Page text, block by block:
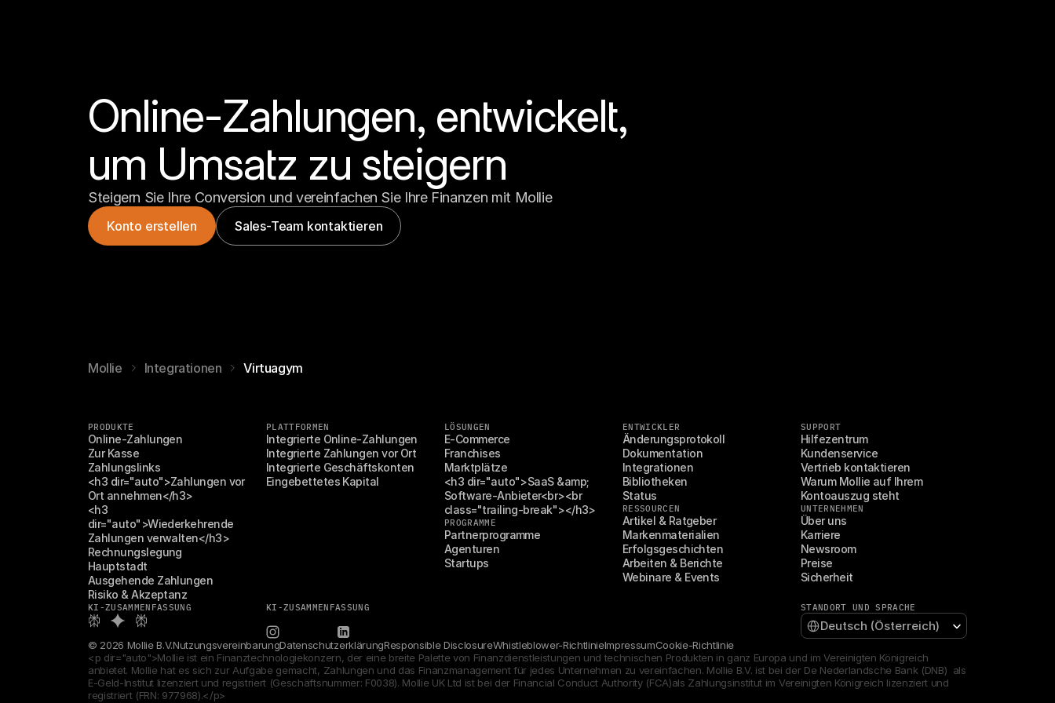
Online-Zahlungen, entwickelt,
um Umsatz zu steigern
Steigern Sie Ihre Conversion und vereinfachen Sie Ihre Finanzen mit Mollie
Konto erstellen Sales-Team kontaktieren
Mollie Integrationen Virtuagym
PRODUKTE
Online-Zahlungen
Zur Kasse
Zahlungslinks
<h3 dir="auto">Zahlungen vor
Ort annehmen</h3>
<h3
dir="auto">Wiederkehrende
Zahlungen verwalten</h3>
Rechnungslegung
Hauptstadt
Ausgehende Zahlungen
Risiko & Akzeptanz
PLATTFORMEN
Integrierte Online-Zahlungen
Integrierte Zahlungen vor Ort
Integrierte Geschäftskonten
Eingebettetes Kapital
LÖSUNGEN
E-Commerce
Franchises
Marktplätze
<h3 dir="auto">SaaS &amp;
Software-Anbieter<br><br
class="trailing-break"></h3>
PROGRAMME
Partnerprogramme
Agenturen
Startups
ENTWICKLER
Änderungsprotokoll
Dokumentation
Integrationen
Bibliotheken
Status
RESSOURCEN
Artikel & Ratgeber
Markenmaterialien
Erfolgsgeschichten
Arbeiten & Berichte
Webinare & Events
SUPPORT
Hilfezentrum
Kundenservice
Vertrieb kontaktieren
Warum Mollie auf Ihrem
Kontoauszug steht
UNTERNEHMEN
Über uns
Karriere
Newsroom
Preise
Sicherheit
KI-ZUSAMMENFASSUNG KI-ZUSAMMENFASSUNG
STANDORT UND SPRACHE
Select Language
Deutsch (Österreich)
© 2026 Mollie B.V.NutzungsvereinbarungDatenschutzerklärungResponsible DisclosureWhistleblower-RichtlinieImpressumCookie-Richtlinie
<p dir="auto">Mollie ist ein Finanztechnologiekonzern, der eine breite Palette von Finanzdienstleistungen und technischen Produkten in ganz Europa und im Vereinigten Königreich
anbietet. Mollie hat es sich zur Aufgabe gemacht, Zahlungen und das Finanzmanagement für jedes Unternehmen zu vereinfachen. Mollie B.V. ist bei der De Nederlandsche Bank (DNB)  als
E-Geld-Institut lizenziert und registriert (Geschäftsnummer: F0038). Mollie UK Ltd ist bei der Financial Conduct Authority (FCA)als Zahlungsinstitut im Vereinigten Königreich lizenziert und
registriert (FRN: 977968).</p>